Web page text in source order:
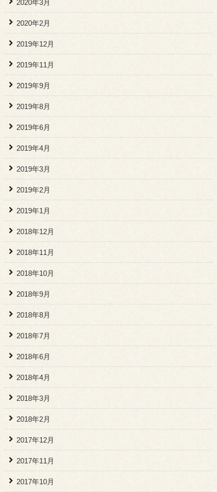
2020年3月
2020年2月
2019年12月
2019年11月
2019年9月
2019年8月
2019年6月
2019年4月
2019年3月
2019年2月
2019年1月
2018年12月
2018年11月
2018年10月
2018年9月
2018年8月
2018年7月
2018年6月
2018年4月
2018年3月
2018年2月
2017年12月
2017年11月
2017年10月